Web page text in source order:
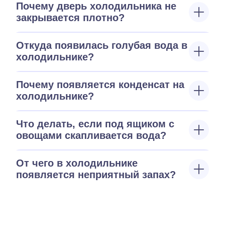
Почему дверь холодильника не
закрывается плотно?
Откуда появилась голубая вода в
холодильнике?
Почему появляется конденсат на
холодильнике?
Что делать, если под ящиком с
овощами скапливается вода?
От чего в холодильнике
появляется неприятный запах?